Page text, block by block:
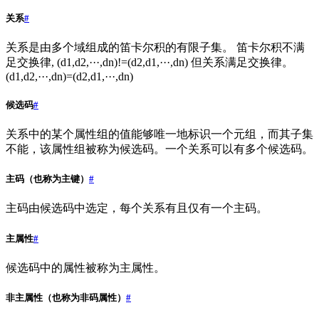
关系#
关系是由多个域组成的笛卡尔积的有限子集。 笛卡尔积不满
足交换律, (d1,d2,···,dn)!=(d2,d1,···,dn) 但关系满足交换律。
(d1,d2,···,dn)=(d2,d1,···,dn)
候选码#
关系中的某个属性组的值能够唯一地标识一个元组，而其子集
不能，该属性组被称为候选码。一个关系可以有多个候选码。
主码（也称为主键） #
主码由候选码中选定，每个关系有且仅有一个主码。
主属性#
候选码中的属性被称为主属性。
非主属性（也称为非码属性） #